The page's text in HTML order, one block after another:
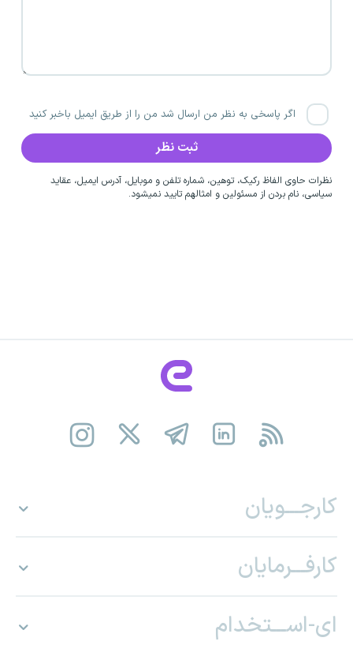
اگر پاسخی به نظر من ارسال شد من را از طریق ایمیل باخبر کنید
نظرات حاوی الفاظ رکیک، توهین، شماره تلفن و موبایل، آدرس ایمیل، عقاید
سیاسی، نام بردن از مسئولین و امثالهم تایید نمیشود.
کارجـــویان
کارفـــرمایان
ای-اســـتخدام